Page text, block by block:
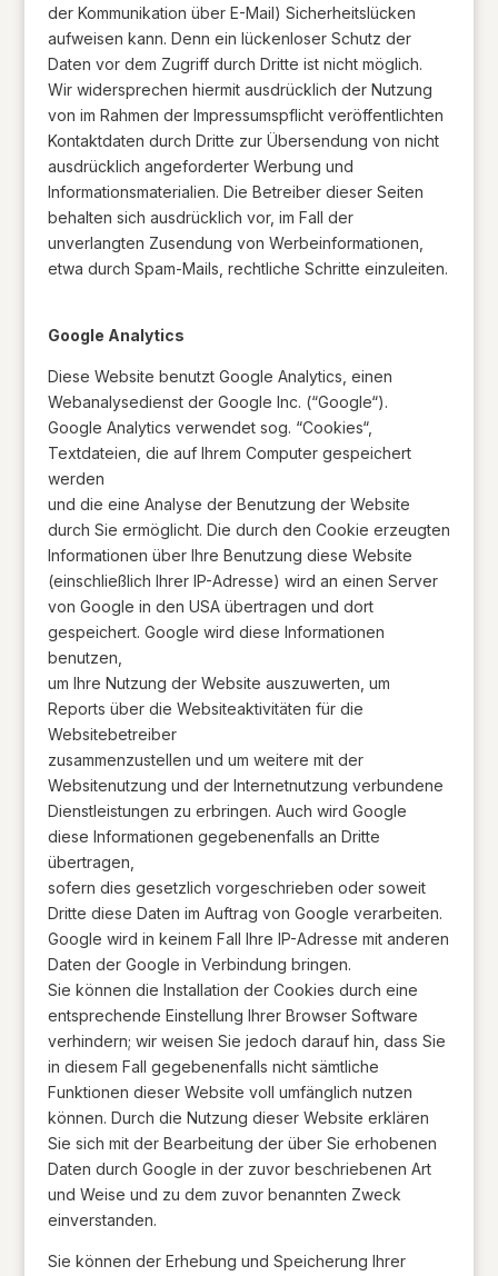
der Kommunikation über E-Mail) Sicherheitslücken
aufweisen kann. Denn ein lückenloser Schutz der
Daten vor dem Zugriff durch Dritte ist nicht möglich.
Wir widersprechen hiermit ausdrücklich der Nutzung
von im Rahmen der Impressumspflicht veröffentlichten
Kontaktdaten durch Dritte zur Übersendung von nicht
ausdrücklich angeforderter Werbung und
Informationsmaterialien. Die Betreiber dieser Seiten
behalten sich ausdrücklich vor, im Fall der
unverlangten Zusendung von Werbeinformationen,
etwa durch Spam-Mails, rechtliche Schritte einzuleiten.
Google Analytics
Diese Website benutzt Google Analytics, einen
Webanalysedienst der Google Inc. (“Google“).
Google Analytics verwendet sog. “Cookies“,
Textdateien, die auf Ihrem Computer gespeichert
werden
und die eine Analyse der Benutzung der Website
durch Sie ermöglicht. Die durch den Cookie erzeugten
Informationen über Ihre Benutzung diese Website
(einschließlich Ihrer IP-Adresse) wird an einen Server
von Google in den USA übertragen und dort
gespeichert. Google wird diese Informationen
benutzen,
um Ihre Nutzung der Website auszuwerten, um
Reports über die Websiteaktivitäten für die
Websitebetreiber
zusammenzustellen und um weitere mit der
Websitenutzung und der Internetnutzung verbundene
Dienstleistungen zu erbringen. Auch wird Google
diese Informationen gegebenenfalls an Dritte
übertragen,
sofern dies gesetzlich vorgeschrieben oder soweit
Dritte diese Daten im Auftrag von Google verarbeiten.
Google wird in keinem Fall Ihre IP-Adresse mit anderen
Daten der Google in Verbindung bringen.
Sie können die Installation der Cookies durch eine
entsprechende Einstellung Ihrer Browser Software
verhindern; wir weisen Sie jedoch darauf hin, dass Sie
in diesem Fall gegebenenfalls nicht sämtliche
Funktionen dieser Website voll umfänglich nutzen
können. Durch die Nutzung dieser Website erklären
Sie sich mit der Bearbeitung der über Sie erhobenen
Daten durch Google in der zuvor beschriebenen Art
und Weise und zu dem zuvor benannten Zweck
einverstanden.
Sie können der Erhebung und Speicherung Ihrer